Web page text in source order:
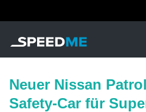
Neuer Nissan
Safety-Car für